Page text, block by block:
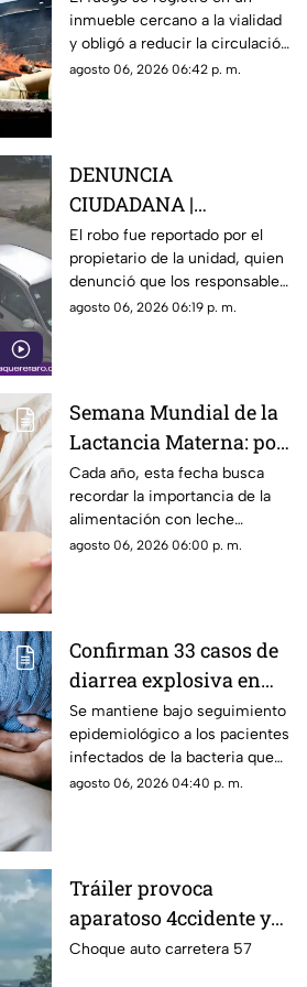
afectaciones sobre la
carretera 57
inmueble cercano a la vialidad
y obligó a reducir la circulación
mientras continúan las
agosto 06, 2026 06:42 p. m.
DENUNCIA
CIUDADANA |
Presuntos delincuentes
rompen cristal de un
automóvil y roban
herramientas en
El robo fue reportado por el
propietario de la unidad, quien
denunció que los responsables
escaparon tras apoderarse de
agosto 06, 2026 06:19 p. m.
Semana Mundial de la
Lactancia Materna: por
qué se conmemora y
cuáles son sus
beneficios
Cada año, esta fecha busca
recordar la importancia de la
alimentación con leche
materna durante los primeros
agosto 06, 2026 06:00 p. m.
Confirman 33 casos de
diarrea explosiva en
México: autoridades de
salud emiten
recomendaciones
Se mantiene bajo seguimiento
epidemiológico a los pacientes
infectados de la bacteria que
provoca diarrea explosiva en
agosto 06, 2026 04:40 p. m.
Tráiler provoca
aparatoso 4ccidente y
desaparece en la
Choque auto carretera 57